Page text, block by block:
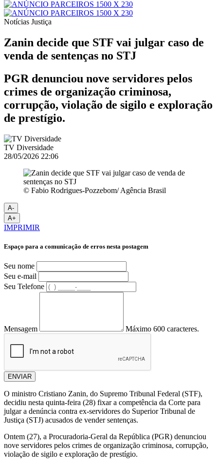
Notícias Justiça
Zanin decide que STF vai julgar caso de
venda de sentenças no STJ
PGR denunciou nove servidores pelos
crimes de organização criminosa,
corrupção, violação de sigilo e exploração
de prestígio.
TV Diversidade
28/05/2026 22:06
© Fabio Rodrigues-Pozzebom/ Agência Brasil
A-
A+
IMPRIMIR
Espaço para a comunicação de erros nesta postagem
Seu nome
Seu e-mail
Seu Telefone
Mensagem Máximo 600 caracteres.
ENVIAR
O ministro Cristiano Zanin, do Supremo Tribunal Federal (STF),
decidiu nesta quinta-feira (28) fixar a competência da Corte para
julgar a denúncia contra ex-servidores do Superior Tribunal de
Justiça (STJ) acusados de vender sentenças.
Ontem (27), a Procuradoria-Geral da República (PGR) denunciou
nove servidores pelos crimes de organização criminosa, corrupção,
violação de sigilo e exploração de prestígio.